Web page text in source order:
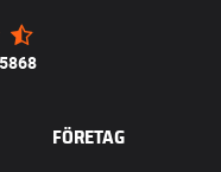
5868
FÖRETAG